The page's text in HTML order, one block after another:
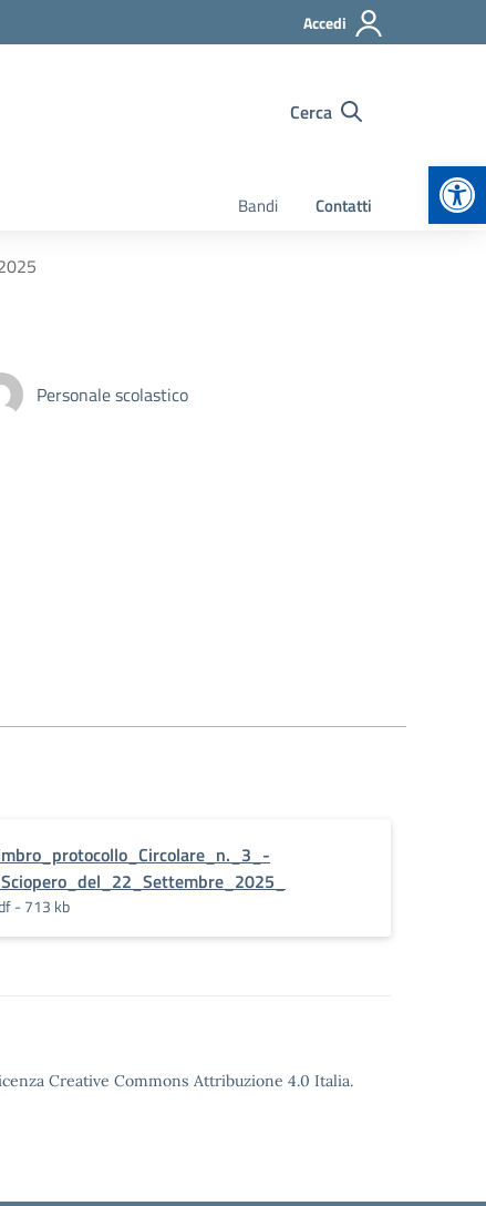
Accedi
Cerca
Bandi Contatti
Personale scolastico
_Sciopero_del_22_Settembre_2025_
- 713 kb
Creative Commons Attribuzione 4.0 Italia.